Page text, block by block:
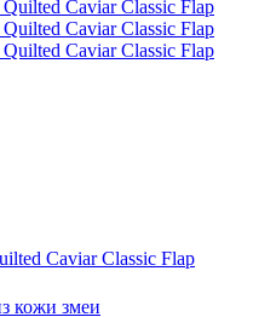
Caviar Classic Flap